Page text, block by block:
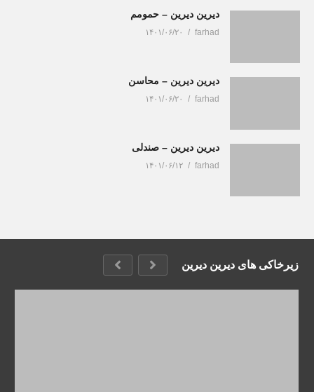
دیرین دیرین – حمومم
farhad ۱۴۰۱/۰۶/۲۰
دیرین دیرین – محاسن
farhad ۱۴۰۱/۰۶/۲۰
دیرین دیرین – صندلی
farhad ۱۴۰۱/۰۶/۱۲
زیرخاکی های دیرین دیرین